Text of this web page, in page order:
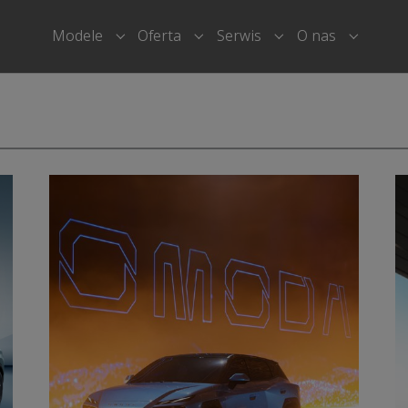
Modele Submenu for "Modele"
Oferta Submenu for "Oferta"
Serwis Submenu for
O nas